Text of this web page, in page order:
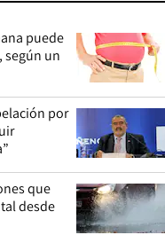
puede
según un
por
que
desde